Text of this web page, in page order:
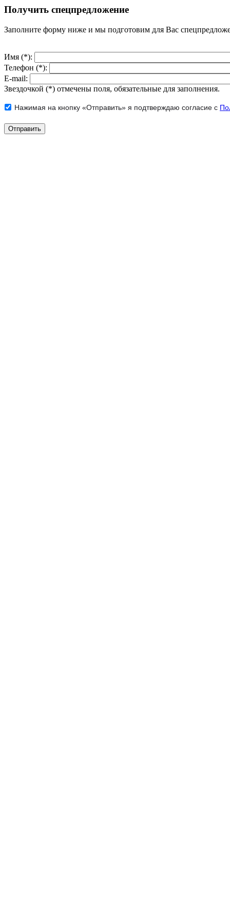
Получить спецпредложение
Заполните форму ниже и мы подготовим для Вас
Имя (*):
Телефон (*):
E-mail:
Звездочкой (*) отмечены поля, обязательные для заполнения.
Нажимая на кнопку «Отправить» я подтверждаю согласие с